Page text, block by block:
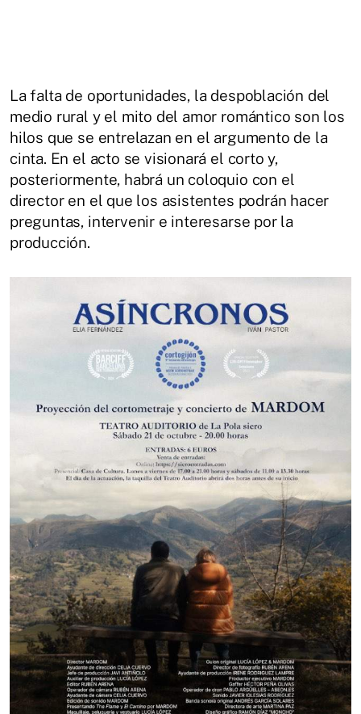
La falta de oportunidades, la despoblación del
medio rural y el mito del amor romántico son los
hilos que se entrelazan en el argumento de la
cinta. En el acto se visionará el corto y,
posteriormente, habrá un coloquio con el
director en el que los asistentes podrán hacer
preguntas, intervenir e interesarse por la
producción.